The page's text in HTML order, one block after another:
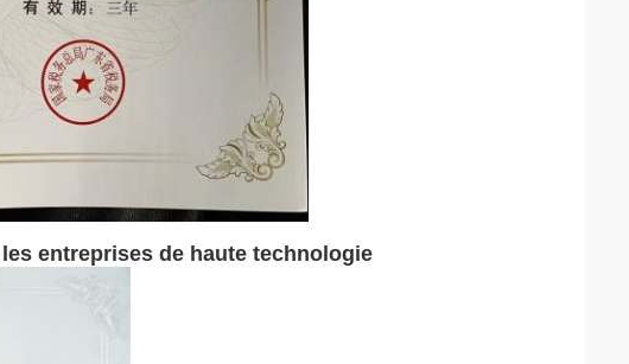
entreprises de haute technologie